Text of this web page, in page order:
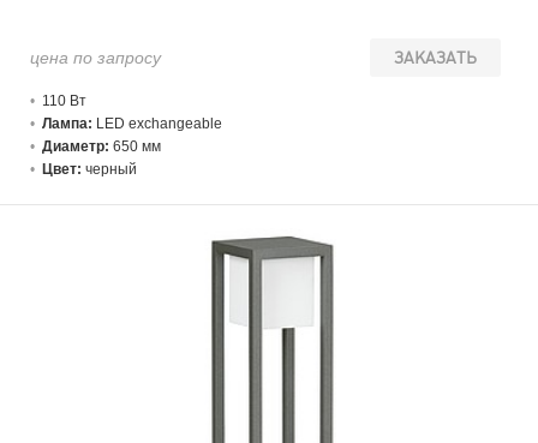
ЗАКАЗАТЬ
цена по запросу
110 Вт
Лампа: LED exchangeable
Диаметр: 650 мм
Цвет: черный